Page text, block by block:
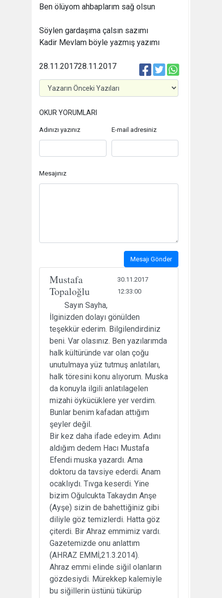
Ben ölüyom ahbaplarım sağ olsun
Söylen gardaşıma çalsın sazımı
Kadir Mevlam böyle yazmış yazımı
28.11.2017
28.11.2017
OKUR YORUMLARI
Adınızı yazınız E-mail adresiniz
Mesajınız
Mesajı Gönder
Mustafa
Topaloğlu
30.11.2017
12:33:00
Sayın Sayha,
İlginizden dolayı gönülden
teşekkür ederim. Bilgilendirdiniz
beni. Var olasınız. Ben yazılarımda
halk kültüründe var olan çoğu
unutulmaya yüz tutmuş anlatıları,
halk töresini konu alıyorum. Muska
da konuyla ilgili anlatılagelen
mizahi öykücüklere yer verdim.
Bunlar benim kafadan attığım
şeyler değil.
Bir kez daha ifade edeyim. Adını
aldığım dedem Hacı Mustafa
Efendi muska yazardı. Ama
doktoru da tavsiye ederdi. Anam
ocaklıydı. Tıvga keserdi. Yine
bizim Oğulcukta Takaydın Anşe
(Ayşe) sizin de bahettiğiniz gibi
diliyle göz temizlerdi. Hatta göz
çiterdi. Bir Ahraz emmimiz vardı.
Gazetemizde onu anlattım
(AHRAZ EMMİ,21.3.2014).
Ahraz emmi elinde siğil olanların
gözdesiydi. Mürekkep kalemiyle
bu siğillerin üstünü tükürüp